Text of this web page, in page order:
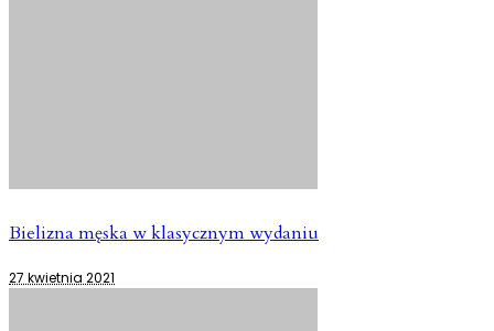
Bielizna męska w klasycznym wydaniu
27 kwietnia 2021